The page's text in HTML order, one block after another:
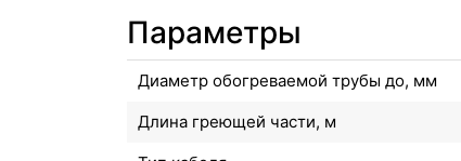
Параметры
Диаметр обогреваемой трубы до, мм
Длина греющей части, м